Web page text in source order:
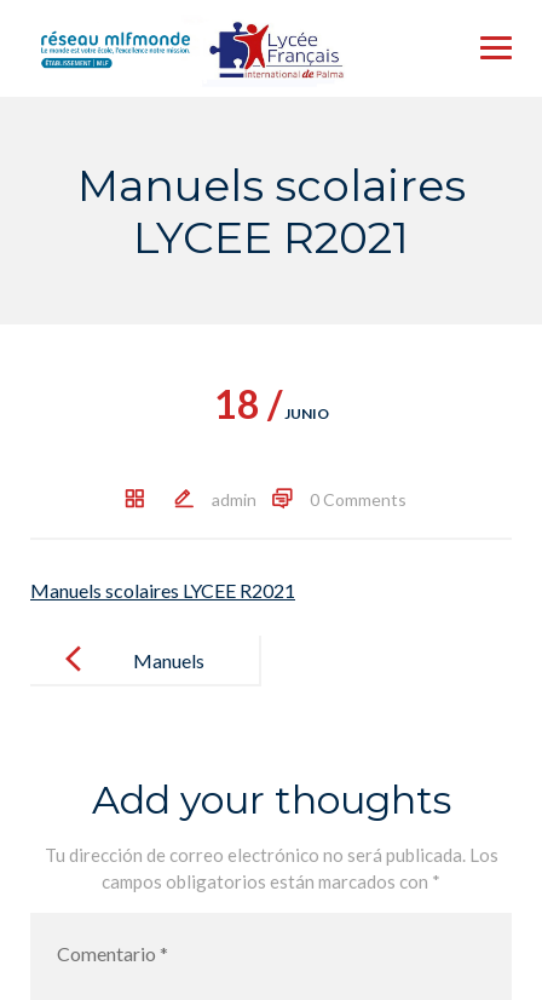
content
Manuels scolaires
LYCEE R2021
18 /JUNIO
admin 0 Comments
Manuels scolaires LYCEE R2021
navigation
Manuels
Add your thoughts
Tu dirección de correo electrónico no será publicada. Los
campos obligatorios están marcados con *